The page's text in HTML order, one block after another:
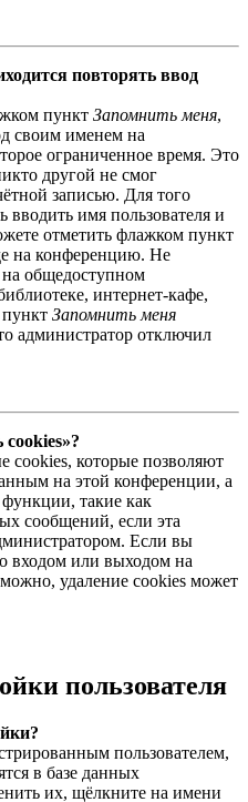
повторять ввод
пункт Запомнить меня,
своим именем на
ограниченное время. Это
другой не смог
записью. Для того
вводить имя пользователя и
отметить флажком пункт
на конференцию. Не
на общедоступном
интернет-кафе,
Запомнить меня
администратор отключил
cookies, которые позволяют
на этой конференции, а
такие как
сообщений, если эта
Если вы
входом или выходом на
удаление cookies может
пользователя
пользователем,
в базе данных
их, щёлкните на имени